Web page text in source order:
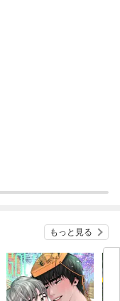
もっと見る